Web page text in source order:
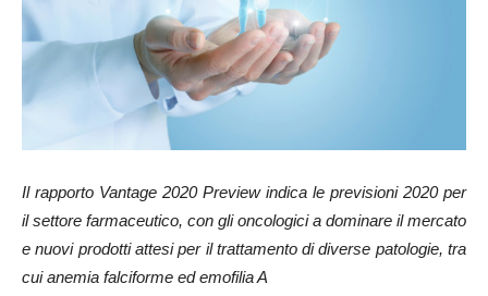
Il rapporto Vantage 2020 Preview indica le previsioni 2020 per
il settore farmaceutico, con gli oncologici a dominare il mercato
e nuovi prodotti attesi per il trattamento di diverse patologie, tra
cui anemia falciforme ed emofilia A